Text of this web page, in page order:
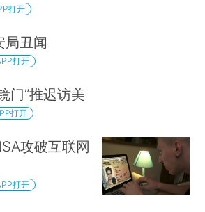
打开
局丑闻
打开
门”推迟访美
打开
攻破互联网
打开